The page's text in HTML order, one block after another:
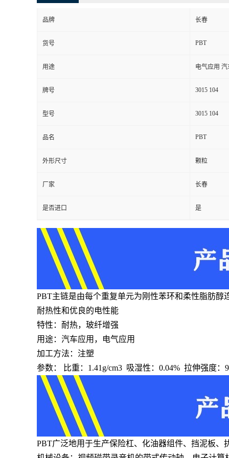
品牌 长春
货号 PBT
用途 电气应用
牌号 3015 104
型号 3015 104
品名 PBT
外形尺寸 颗粒
厂家 长春
是否进口 是
PBT主链是由每个重复单元为刚性苯环和柔性脂肪
耐热性和优良的电性能
特性：耐热，玻纤增强
用途：汽车应用，电气应用
加工方法：注塑
参数： 比重：1.41g/cm3 吸湿性：0.04% 拉伸强度：
PBT广泛地用于生产保险杠、化油器组件、挡泥板